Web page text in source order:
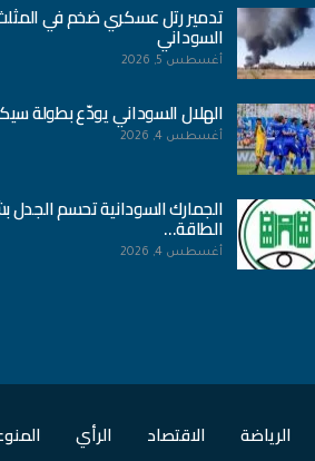
تدمير رتل عسكري ضخم في
السوداني
أغسطس 5, 2026
الهلال السوداني يودّع بطولة
أغسطس 4, 2026
الجمارك السودانية تحسم
الطاقة…
أغسطس 4, 2026
الرياضة الاقتصاد الرأي